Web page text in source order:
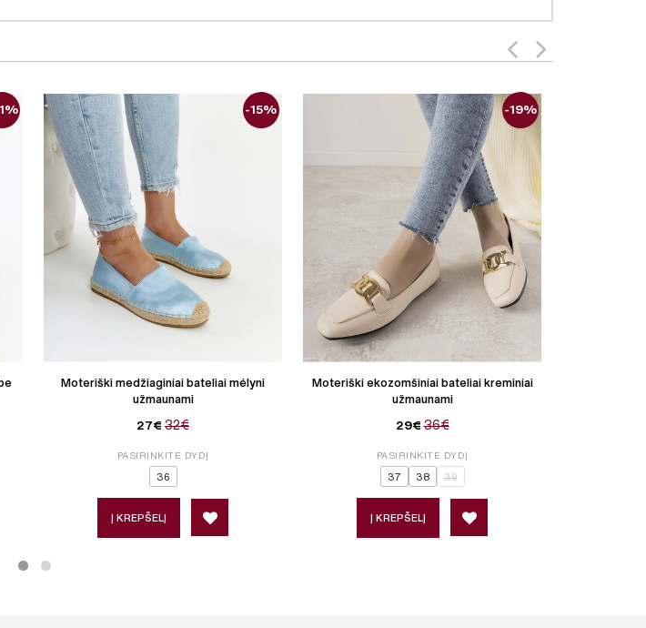
Moteriški medžiaginiai bateliai mėlyni
užmaunami
27€ 32€
-15%
PASIRINKITE DYDĮ
36
Į KREPŠELĮ
Moteriški ekozomšiniai bateliai kreminiai
užmaunami
29€ 36€
-19%
PASIRINKITE DYDĮ
37 38 39
Į KREPŠELĮ